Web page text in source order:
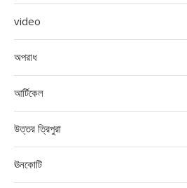
video
অপরাধ
আর্টিকেল
উত্তর ত্রিপুরা
ঊনকোটি